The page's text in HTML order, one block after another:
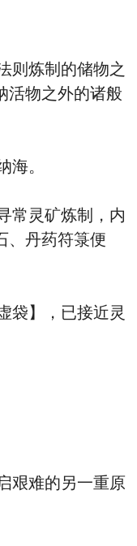
则炼制的储物之
活物之外的诸般
。
常灵矿炼制，内
、丹药符箓便
袋】，已接近灵
艰难的另一重原